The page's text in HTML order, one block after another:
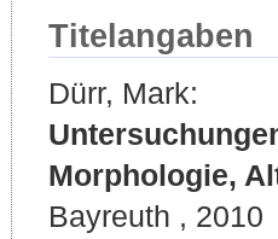
Titelangaben
Dürr, Mark:
Morphologie,
Bayreuth , 2010